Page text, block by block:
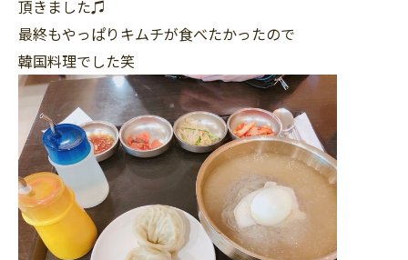
頂きました♫
最終もやっぱりキムチが食べたかったので
韓国料理でした笑